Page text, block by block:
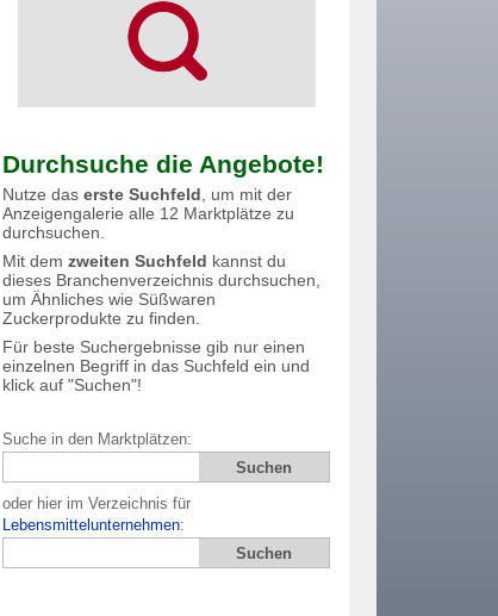
Durchsuche die Angebote!
Nutze das erste Suchfeld, um mit der
Anzeigengalerie alle 12 Marktplätze zu
durchsuchen.
Mit dem zweiten Suchfeld kannst du
dieses Branchenverzeichnis durchsuchen,
um Ähnliches wie Süßwaren
Zuckerprodukte zu finden.
Für beste Suchergebnisse gib nur einen
einzelnen Begriff in das Suchfeld ein und
klick auf "Suchen"!
Suche in den Marktplätzen:
oder hier im Verzeichnis für
Lebensmittelunternehmen: